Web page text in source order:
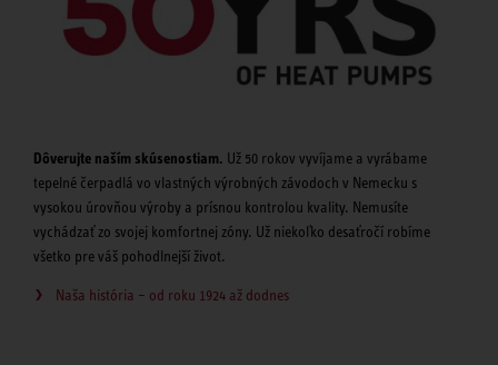
Dôverujte naším skúsenostiam. Už 50 rokov vyvíjame a vyrábame
tepelné čerpadlá vo vlastných výrobných závodoch v Nemecku s
vysokou úrovňou výroby a prísnou kontrolou kvality. Nemusíte
vychádzať zo svojej komfortnej zóny. Už niekoľko desaťročí robíme
všetko pre váš pohodlnejší život.
Naša história – od roku 1924 až dodnes